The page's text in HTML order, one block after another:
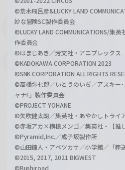
©荒木飛呂彦&LUCKY LAND
妙な冒険SC製作委員会
©LUCKY LAND COMMUNICATIONS/集
作委員会
©はまじあき／芳文社・アニプレックス
©KADOKAWA CORPORATION 2023
©SNK CORPORATION ALL RIGHTS
©高橋弥七郎／いとうのいぢ／アスキー
ャナF』製作委員会
©PROJECT YOHANE
©矢吹健太朗／集英社・あやかしトライ
©赤坂アカ×横槍メンゴ／集英社・【推
©Pyramid,Inc.／成子坂製作所
©山田鐘人・アベツカサ／小学館／「葬
©2015, 2017, 2021 BIGWEST
©Bushiroad